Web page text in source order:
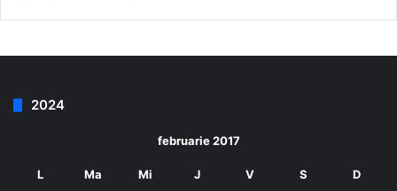
2024
februarie 2017
L Ma Mi J V S D